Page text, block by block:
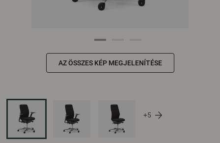
AZ ÖSSZES KÉP MEGJELENÍTÉSE
+5